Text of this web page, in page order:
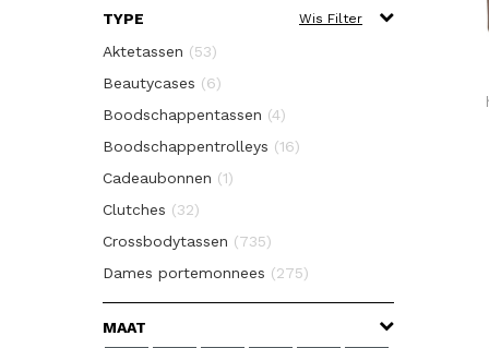
TYPE Wis Filter
Aktetassen (53)
Beautycases (6)
Boodschappentassen (4)
Boodschappentrolleys (16)
Cadeaubonnen (1)
Clutches (32)
Crossbodytassen (735)
Dames portemonnees (275)
Diversen(10)
Fietstassen
MAAT